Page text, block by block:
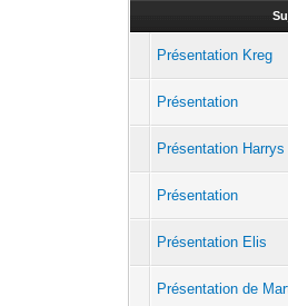
Présentation Kreg
Présentation
Présentation Harrys
Présentation
Présentation Elis
Présentation de